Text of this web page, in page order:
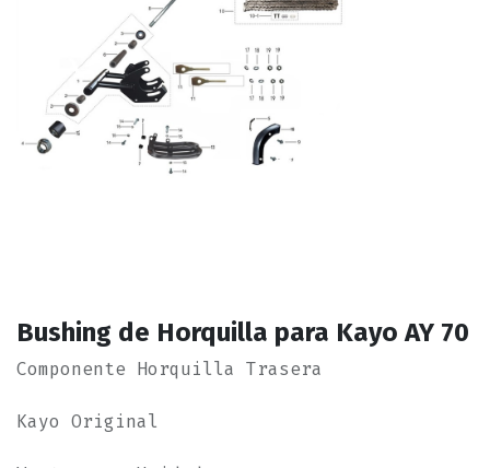
Bushing de Horquilla para Kayo AY 70
Componente Horquilla Trasera
Kayo Original